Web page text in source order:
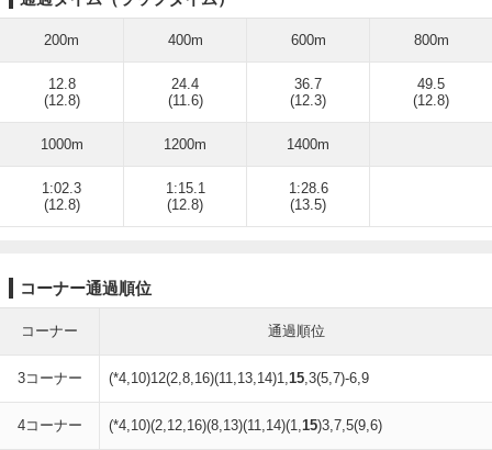
200m 400m 600m 800m
12.8
(12.8)
24.4
(11.6)
36.7
(12.3)
49.5
(12.8)
1000m 1200m 1400m
1:02.3
(12.8)
1:15.1
(12.8)
1:28.6
(13.5)
コーナー通過順位
コーナー 通過順位
3コーナー (*4,10)12(2,8,16)(11,13,14)1,15,3(5,7)-6,9
4コーナー (*4,10)(2,12,16)(8,13)(11,14)(1,15)3,7,5(9,6)